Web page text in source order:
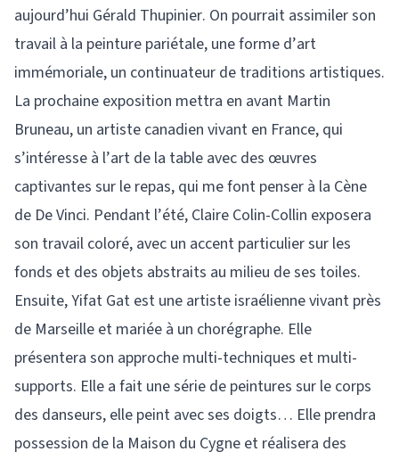
aujourd’hui Gérald Thupinier. On pourrait assimiler son
travail à la peinture pariétale, une forme d’art
immémoriale, un continuateur de traditions artistiques.
La prochaine exposition mettra en avant Martin
Bruneau, un artiste canadien vivant en France, qui
s’intéresse à l’art de la table avec des œuvres
captivantes sur le repas, qui me font penser à la Cène
de De Vinci. Pendant l’été, Claire Colin-Collin exposera
son travail coloré, avec un accent particulier sur les
fonds et des objets abstraits au milieu de ses toiles.
Ensuite, Yifat Gat est une artiste israélienne vivant près
de Marseille et mariée à un chorégraphe. Elle
présentera son approche multi-techniques et multi-
supports. Elle a fait une série de peintures sur le corps
des danseurs, elle peint avec ses doigts… Elle prendra
possession de la Maison du Cygne et réalisera des